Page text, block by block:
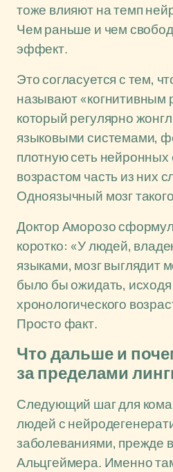
тоже влияют на темп
Чем раньше и чем
эффект.
Это согласуется с тем,
называют «когнитивным
который регулярно
языковыми системами,
плотную сеть нейронных
возрастом часть из них
Одноязычный мозг
Доктор Аморозо
коротко: «У людей,
языками, мозг выглядит
было бы ожидать, исходя
хронологического
Просто факт.
Что дальше и
за пределами
Следующий шаг для
людей с
заболеваниями, прежде
Альцгеймера. Именно